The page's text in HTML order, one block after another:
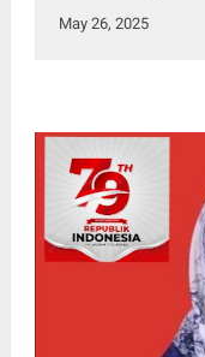
Depok
May 26, 2025